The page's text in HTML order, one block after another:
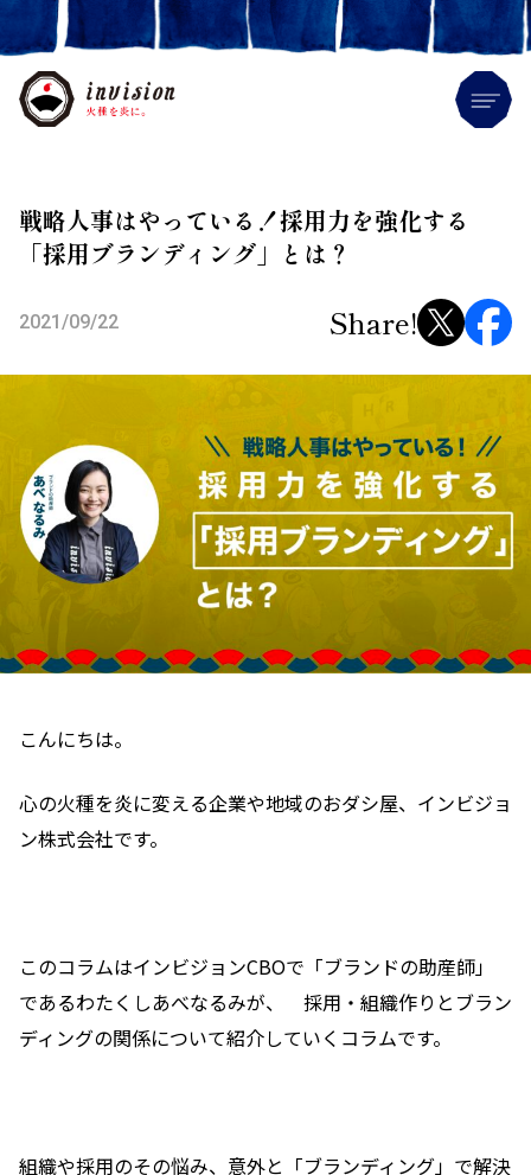
戦略人事はやっている！採用力を強化する
「採用ブランディング」とは？
2021/09/22 Share!
こんにちは。
心の火種を炎に変える企業や地域のおダシ屋、インビジョ
ン株式会社です。
このコラムはインビジョンCBOで「ブランドの助産師」
であるわたくしあべなるみが、 採用・組織作りとブラン
ディングの関係について紹介していくコラムです。
組織や採用のその悩み、意外と「ブランディング」で解決